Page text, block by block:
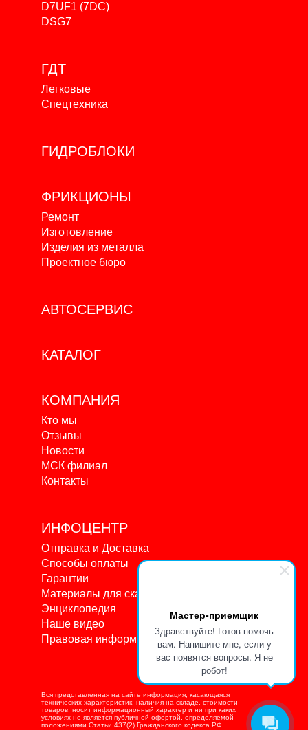
Мастер-приемщик
Здравствуйте! Готов помочь
вам. Напишите мне, если у
вас появятся вопросы. Я не
робот!
D7UF1 (7DC)
DSG7
ГДТ
Легковые
Спецтехника
ГИДРОБЛОКИ
ФРИКЦИОНЫ
Ремонт
Изготовление
Изделия из металла
Проектное бюро
АВТОСЕРВИС
КАТАЛОГ
КОМПАНИЯ
Кто мы
Отзывы
Новости
МСК филиал
Контакты
ИНФОЦЕНТР
Отправка и Доставка
Способы оплаты
Гарантии
Материалы для скачивания
Энциклопедия
Наше видео
Правовая информация
Вся представленная на сайте информация, касающаяся
технических характеристик, наличия на складе, стоимости
товаров, носит информационный характер и ни при каких
условиях не является публичной офертой, определяемой
положениями Статьи 437(2) Гражданского кодекса РФ.